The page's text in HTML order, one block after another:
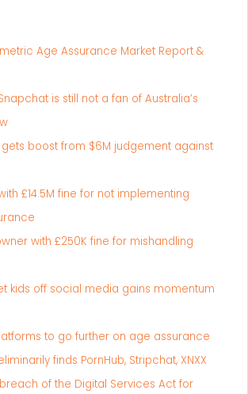
Age Assurance Market Report &
is still not a fan of Australia’s
boost from $6M judgement against
£14.5M fine for not implementing
with £250K fine for mishandling
kids off social media gains momentum
to go further on age assurance
finds PornHub, Stripchat, XNXX
of the Digital Services Act for